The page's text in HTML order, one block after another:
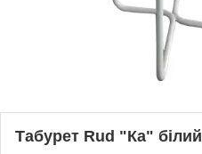
Табурет Rud "Ка" білий